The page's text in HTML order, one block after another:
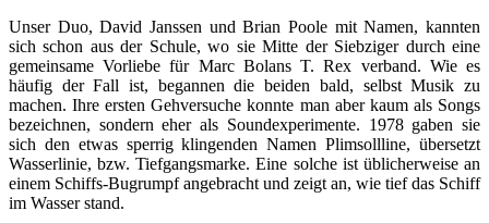
Unser Duo, David Janssen und Brian Poole mit Namen, kannten
sich schon aus der Schule, wo sie Mitte der Siebziger durch eine
gemeinsame Vorliebe für Marc Bolans T. Rex verband. Wie es
häufig der Fall ist, begannen die beiden bald, selbst Musik zu
machen. Ihre ersten Gehversuche konnte man aber kaum als Songs
bezeichnen, sondern eher als Soundexperimente. 1978 gaben sie
sich den etwas sperrig klingenden Namen Plimsollline, übersetzt
Wasserlinie, bzw. Tiefgangsmarke. Eine solche ist üblicherweise an
einem Schiffs-Bugrumpf angebracht und zeigt an, wie tief das Schiff
im Wasser stand.